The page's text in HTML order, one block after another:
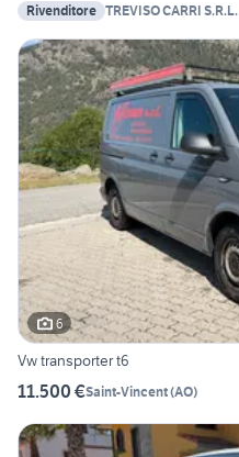
Rivenditore TREVISO CARRI S.R.L.
6
Vw transporter t6
11.500 €Saint-Vincent(AO)